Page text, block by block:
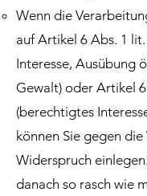
Wenn die
auf Artikel 6 Abs. 1
Interesse, Ausübung
Gewalt) oder Artikel
(berechtigtes
können Sie gegen
Widerspruch
danach so rasch wie